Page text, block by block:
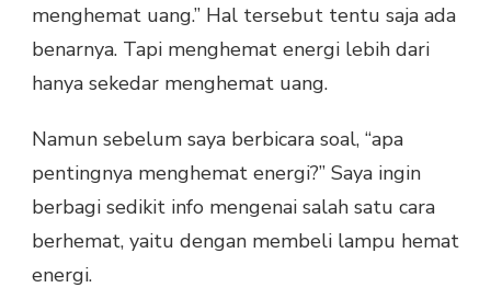
menghemat uang.” Hal tersebut tentu saja ada
benarnya. Tapi menghemat energi lebih dari
hanya sekedar menghemat uang.
Namun sebelum saya berbicara soal, “apa
pentingnya menghemat energi?” Saya ingin
berbagi sedikit info mengenai salah satu cara
berhemat, yaitu dengan membeli lampu hemat
energi.